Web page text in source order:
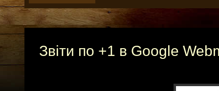
Звіти по +1 в Google